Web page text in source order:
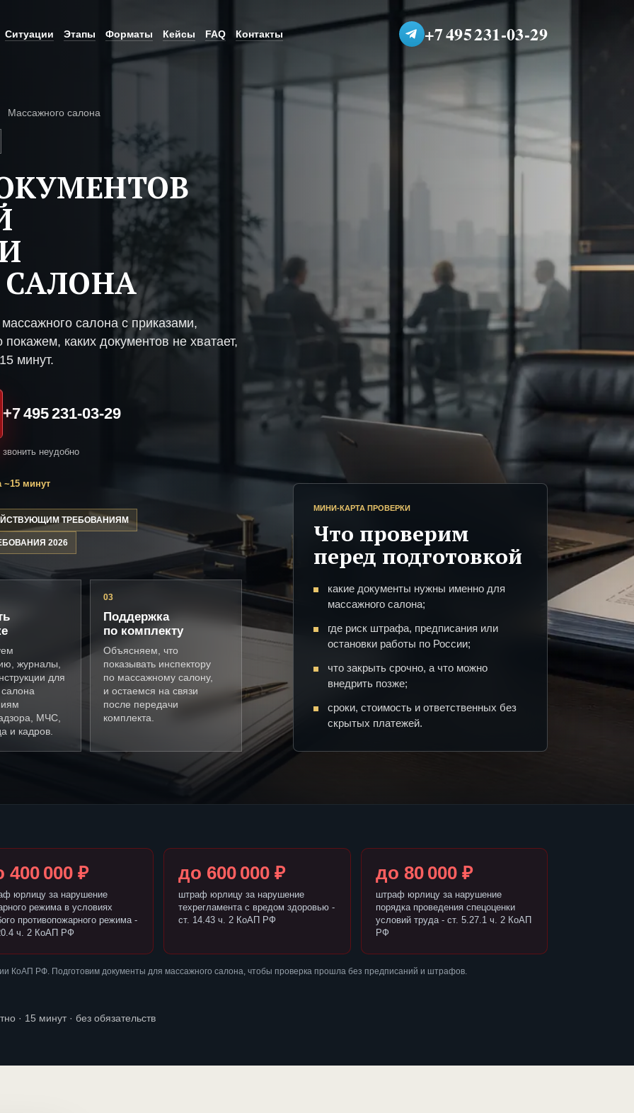
Ситуации Этапы Форматы Кейсы FAQ Контакты +7 495 231-03-29
Массажного салона
салона с приказами,
каких документов не хватает,
минут.
+7 495 231-03-29
неудобно
~15 минут
ТРЕБОВАНИЯМ
2026
журналы,
для
МЧС,
и кадров.
03
Поддержка
по комплекту
Объясняем, что
показывать инспектору
по массажному салону,
и остаемся на связи
после передачи
комплекта.
МИНИ-КАРТА ПРОВЕРКИ
Что проверим
перед подготовкой
какие документы нужны именно для
массажного салона;
где риск штрафа, предписания или
остановки работы по России;
что закрыть срочно, а что можно
внедрить позже;
сроки, стоимость и ответственных без
скрытых платежей.
400 000 ₽
юрлицу за нарушение
режима в условиях
противопожарного режима -
ч. 2 КоАП РФ
до 600 000 ₽
штраф юрлицу за нарушение
техрегламента с вредом здоровью -
ст. 14.43 ч. 2 КоАП РФ
до 80 000 ₽
штраф юрлицу за нарушение
порядка проведения спецоценки
условий труда - ст. 5.27.1 ч. 2 КоАП
РФ
КоАП РФ. Подготовим документы для массажного салона, чтобы проверка прошла без предписаний и штрафов.
· 15 минут · без обязательств